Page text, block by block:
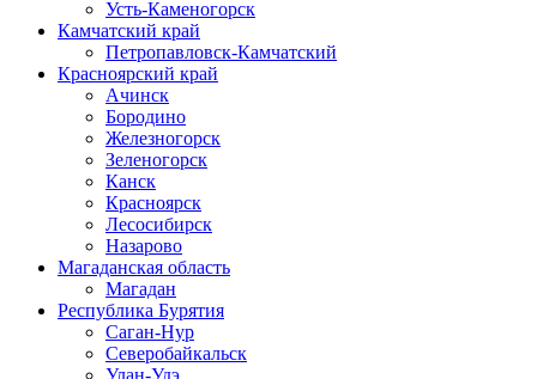
Усть-Каменогорск
Камчатский край
Петропавловск-Камчатский
Красноярский край
Ачинск
Бородино
Железногорск
Зеленогорск
Канск
Красноярск
Лесосибирск
Назарово
Магаданская область
Магадан
Республика Бурятия
Саган-Нур
Северобайкальск
Улан-Удэ